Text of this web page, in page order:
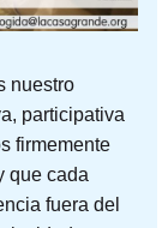
nuestro
participativa
firmemente
que cada
fuera del